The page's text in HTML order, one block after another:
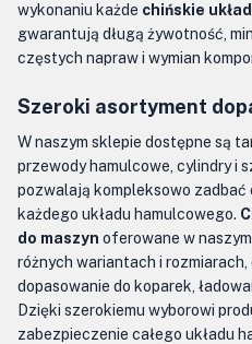
wykonaniu każde chińskie
gwarantują długą żywotność,
częstych napraw i wymian
Szeroki asortyment
W naszym sklepie dostępne są
przewody hamulcowe, cylindry i
pozwalają kompleksowo
każdego układu hamulcowego.
do maszyn oferowane w
różnych wariantach i rozmiarach,
dopasowanie do koparek,
Dzięki szerokiemu wyborowi
zabezpieczenie całego układu